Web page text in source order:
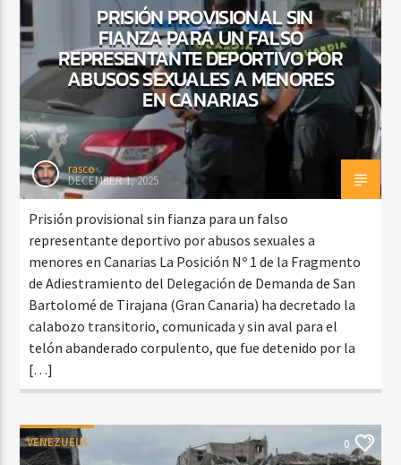
PRISIÓN PROVISIONAL SIN
FIANZA PARA UN FALSO
REPRESENTANTE DEPORTIVO POR
ABUSOS SEXUALES A MENORES
EN CANARIAS
rasco
DECEMBER 1, 2025
Prisión provisional sin fianza para un falso
representante deportivo por abusos sexuales a
menores en Canarias La Posición Nº 1 de la Fragmento
de Adiestramiento del Delegación de Demanda de San
Bartolomé de Tirajana (Gran Canaria) ha decretado la
calabozo transitorio, comunicada y sin aval para el
telón abanderado corpulento, que fue detenido por la
[…]
VENEZUELA 0